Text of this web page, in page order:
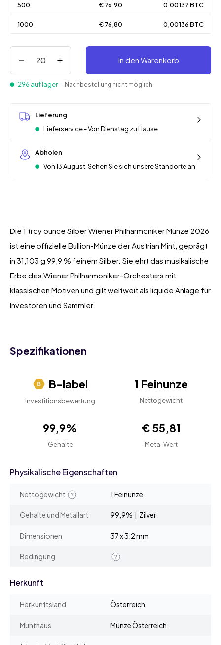
500 € 76,90 0,00137 BTC
1000 € 76,80 0,00136 BTC
In den Warenkorb
296 auf lager - Nachbestellung nicht möglich
Lieferung
Lieferservice - Von Dienstag zu Hause
Abholen
Von 13 August. Sehen Sie sich unsere Standorte an
Die 1 troy ounce Silber Wiener Philharmoniker Münze 2026
ist eine offizielle Bullion-Münze der Austrian Mint, geprägt
in 31,103 g 99,9 % feinem Silber. Sie ehrt das musikalische
Erbe des Wiener Philharmoniker-Orchesters mit
klassischen Motiven und gilt weltweit als liquide Anlage für
Investoren und Sammler.
Spezifikationen
B-label
Investitionsbewertung
1 Feinunze
Nettogewicht
99,9%
Gehalte
€ 55,81
Meta-Wert
Physikalische Eigenschaften
Nettogewicht 1 Feinunze
Gehalte und Metallart 99,9% | Zilver
Dimensionen 37 x 3.2 mm
Bedingung
Herkunft
Herkunftsland Österreich
Munthaus Münze Österreich